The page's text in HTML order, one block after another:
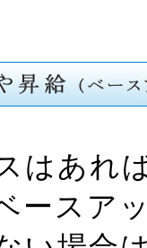
はあれ
ースア